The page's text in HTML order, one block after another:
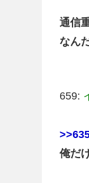
通信
なん
659:
俺だ